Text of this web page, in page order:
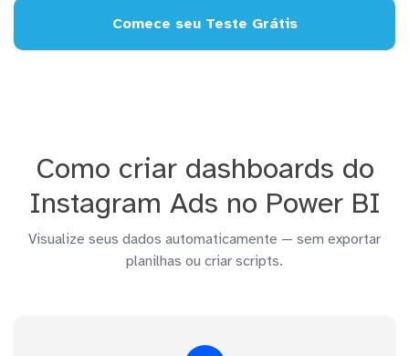
Comece seu Teste Grátis
Como criar dashboards do
Instagram Ads no Power BI
Visualize seus dados automaticamente — sem exportar
planilhas ou criar scripts.